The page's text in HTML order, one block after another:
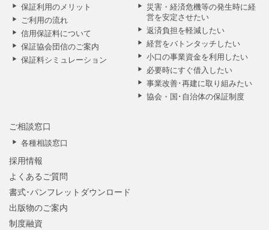
保証利用のメリット
ご利用の流れ
信用保証料について
保証協会団信のご案内
保証料シミュレーション
災害・経済危機等の発生時に経
営を安定させたい
返済負担を軽減したい
経営をバトンタッチしたい
小口の事業資金を利用したい
必要時にすぐ借入したい
事業改善･再建に取り組みたい
協会・国･自治体の保証制度
ご相談窓口
各種相談窓口
採用情報
よくあるご質問
書式･パンフレットダウンロード
出版物のご案内
制度融資